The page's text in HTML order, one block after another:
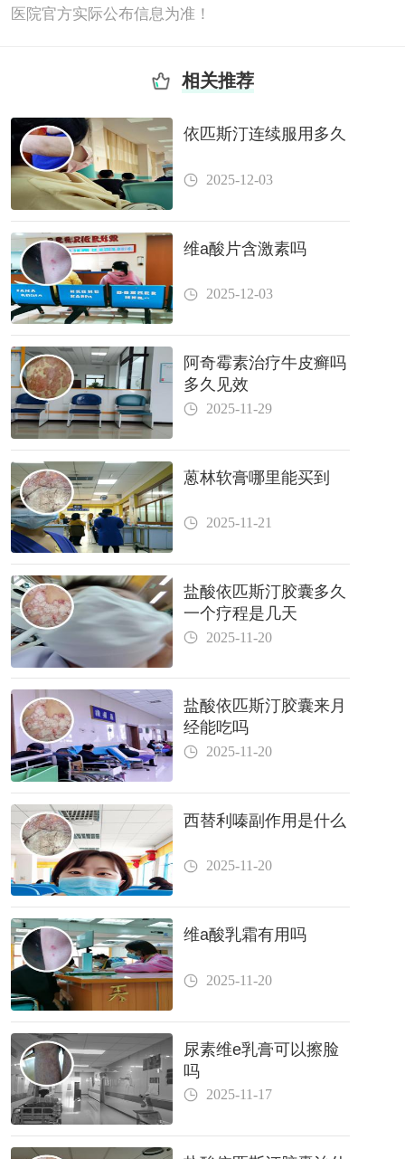
医院官方实际公布信息为准！
相关推荐
依匹斯汀连续服用多久
2025-12-03
维a酸片含激素吗
2025-12-03
阿奇霉素治疗牛皮癣吗
多久见效
2025-11-29
蒽林软膏哪里能买到
2025-11-21
盐酸依匹斯汀胶囊多久
一个疗程是几天
2025-11-20
盐酸依匹斯汀胶囊来月
经能吃吗
2025-11-20
西替利嗪副作用是什么
2025-11-20
维a酸乳霜有用吗
2025-11-20
尿素维e乳膏可以擦脸
吗
2025-11-17